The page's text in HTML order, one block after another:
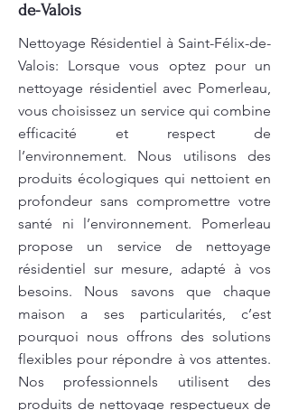
de-Valois
Nettoyage Résidentiel à Saint-Félix-de-
Valois: Lorsque vous optez pour un
nettoyage résidentiel avec Pomerleau,
vous choisissez un service qui combine
efficacité et respect de
l’environnement. Nous utilisons des
produits écologiques qui nettoient en
profondeur sans compromettre votre
santé ni l’environnement. Pomerleau
propose un service de nettoyage
résidentiel sur mesure, adapté à vos
besoins. Nous savons que chaque
maison a ses particularités, c’est
pourquoi nous offrons des solutions
flexibles pour répondre à vos attentes.
Nos professionnels utilisent des
produits de nettoyage respectueux de